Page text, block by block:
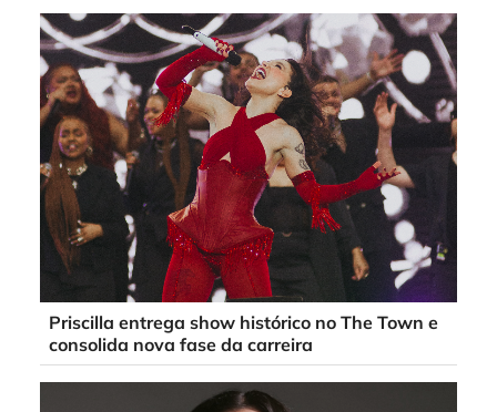
Priscilla entrega show histórico no The Town e
consolida nova fase da carreira